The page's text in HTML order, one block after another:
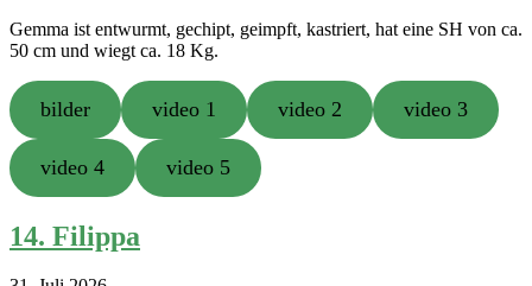
Gemma ist entwurmt, gechipt, geimpft, kastriert, hat eine SH von ca.
50 cm und wiegt ca. 18 Kg.
bilder video 1 video 2 video 3
video 4 video 5
14. Filippa